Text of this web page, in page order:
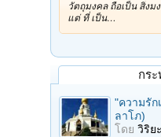
วัตถุมงคล ถือเป็น สิ่งม
แต่ ที่ เป็น…
กร
"ความรัก
ลาโภ)
โดย วิริย